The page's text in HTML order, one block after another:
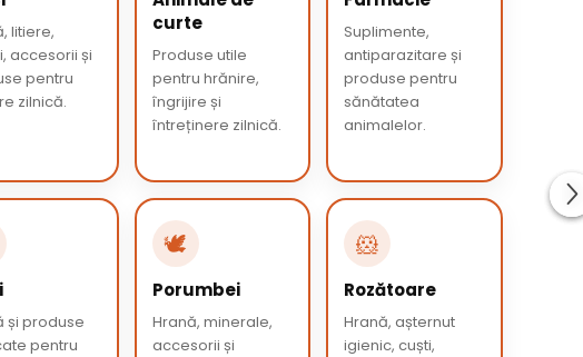
litiere,
accesorii și
pentru
zilnică.
curte
Produse utile
pentru hrănire,
îngrijire și
întreținere zilnică.
Suplimente,
antiparazitare și
produse pentru
sănătatea
animalelor.
și produse
pentru
🕊️
Porumbei
Hrană, minerale,
accesorii și
🐹
Rozătoare
Hrană, așternut
igienic, cuști,